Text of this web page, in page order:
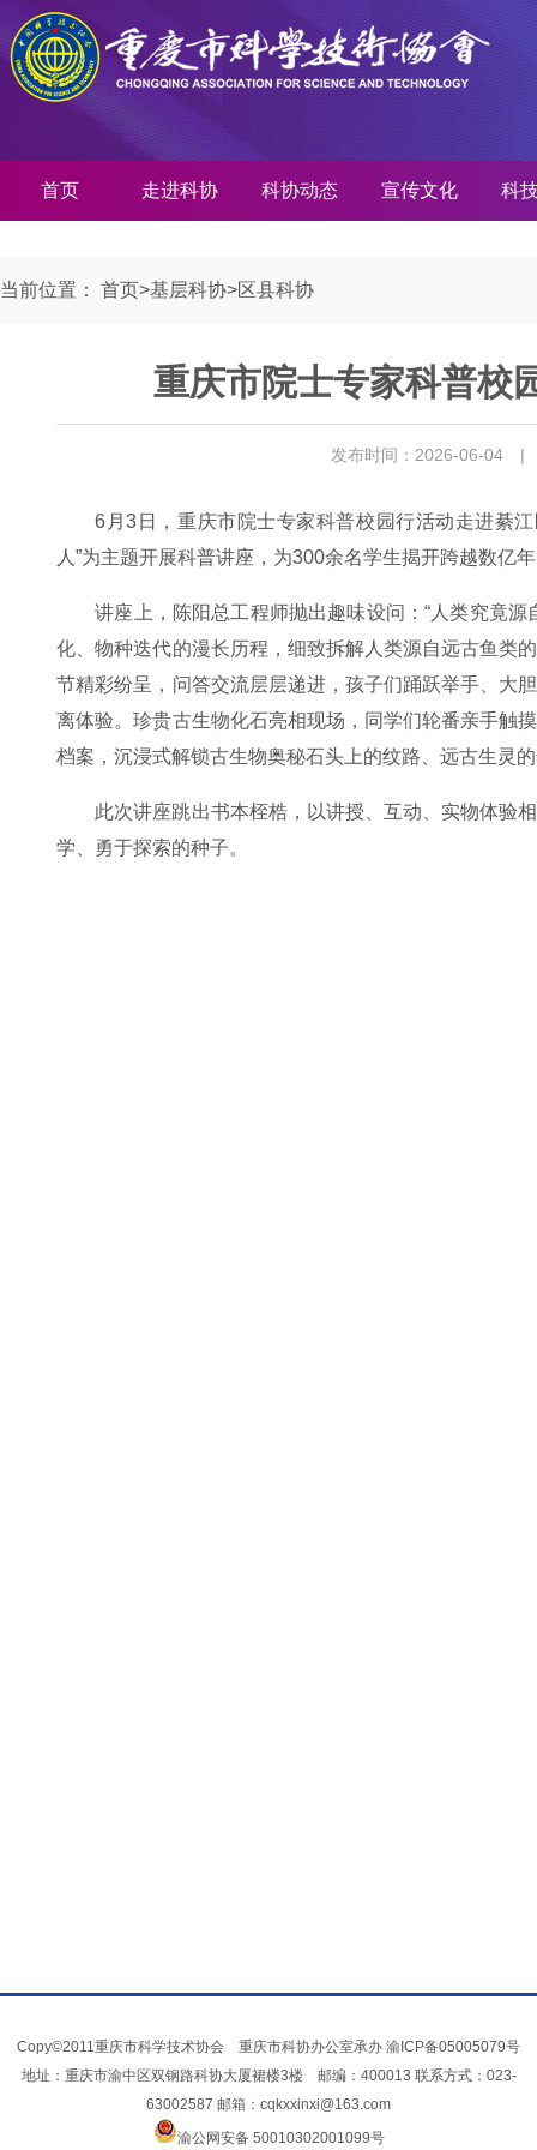
首页 走进科协 科协动态 宣传文化 科
当前位置： 首页>基层科协>区县科协
重庆市院士专家科普校
发布时间：2026-06-04 |
6月3日，重庆市院士专家科普校园行活动走进綦
人”为主题开展科普讲座，为300余名学生揭开跨越数亿
讲座上，陈阳总工程师抛出趣味设问：“人类究竟
化、物种迭代的漫长历程，细致拆解人类源自远古鱼类
节精彩纷呈，问答交流层层递进，孩子们踊跃举手、大
离体验。珍贵古生物化石亮相现场，同学们轮番亲手触
档案，沉浸式解锁古生物奥秘石头上的纹路、远古生灵
此次讲座跳出书本桎梏，以讲授、互动、实物体验
学、勇于探索的种子。
Copy©2011重庆市科学技术协会 重庆市科协办公室承办 渝ICP备05005079号
地址：重庆市渝中区双钢路科协大厦裙楼3楼 邮编：400013 联系方式：023-
63002587 邮箱：cqkxxinxi@163.com
渝公网安备 50010302001099号